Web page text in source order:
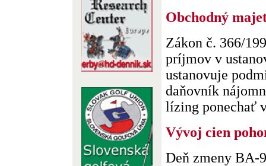
Obchodný
Zákon č. 366/
príjmov v
ustanovuje
daňovník
lízing ponechať
Vývoj cien
Deň zmeny